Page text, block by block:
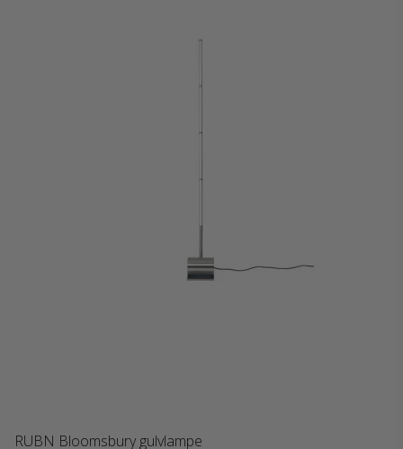
RUBN Bloomsbury gulvlampe